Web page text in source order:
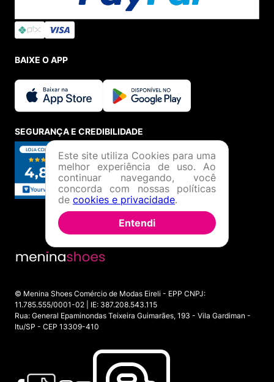
BAIXE O APP
SEGURANÇA E CREDIBILIDADE
© Menina Shoes Comércio de Modas Eireli - EPP CNPJ:
11.785.555/0001-02 | IE: 387.208.543.115
Rua: General Epaminondas Teixeira Guimarães, 193 - Vila Gardiman -
Itu/SP - CEP 13309-410
Este site utiliza Cookies para uma
melhor experiência de uso. Ao
continuar navegando, você
concorda com nossas políticas
de cookies e privacidade.
Entendi